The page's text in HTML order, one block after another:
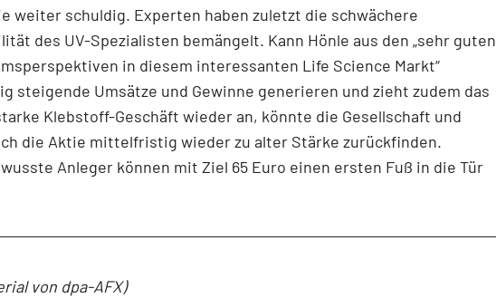
weiter schuldig. Experten haben zuletzt die schwächere
des UV-Spezialisten bemängelt. Kann Hönle aus den „sehr guten
in diesem interessanten Life Science Markt“
steigende Umsätze und Gewinne generieren und zieht zudem das
Klebstoff-Geschäft wieder an, könnte die Gesellschaft und
die Aktie mittelfristig wieder zu alter Stärke zurückfinden.
Anleger können mit Ziel 65 Euro einen ersten Fuß in die Tür
von dpa-AFX)